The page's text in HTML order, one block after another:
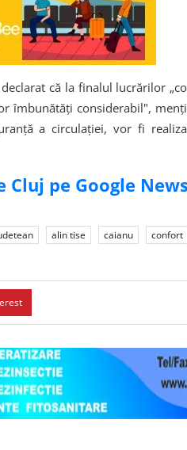
că la finalul lucrărilor
îmbunătăți considerabil",
a circulației, vor fi
pe Google News
alin tise caianu confort